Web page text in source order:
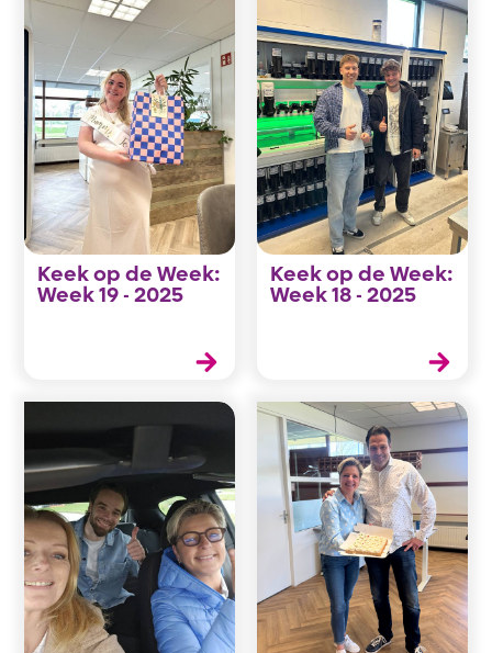
Keek op de Week:
Week 19 - 2025
Keek op de Week:
Week 18 - 2025